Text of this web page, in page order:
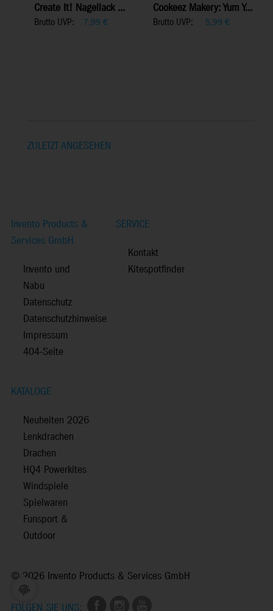
Create It! Nagellack ...
Brutto UVP: 7,99 €
Cookeez Makery: Yum Y...
Brutto UVP: 5,99 €
ZULETZT ANGESEHEN
Invento Products &
Services GmbH
Invento und
Nabu
Datenschutz
Datenschutzhinweise
Impressum
404-Seite
SERVICE
Kontakt
Kitespotfinder
KATALOGE
Neuheiten 2026
Lenkdrachen
Drachen
HQ4 Powerkites
Windspiele
Spielwaren
Funsport &
Outdoor
© 2026 Invento Products & Services GmbH
FOLGEN SIE UNS: